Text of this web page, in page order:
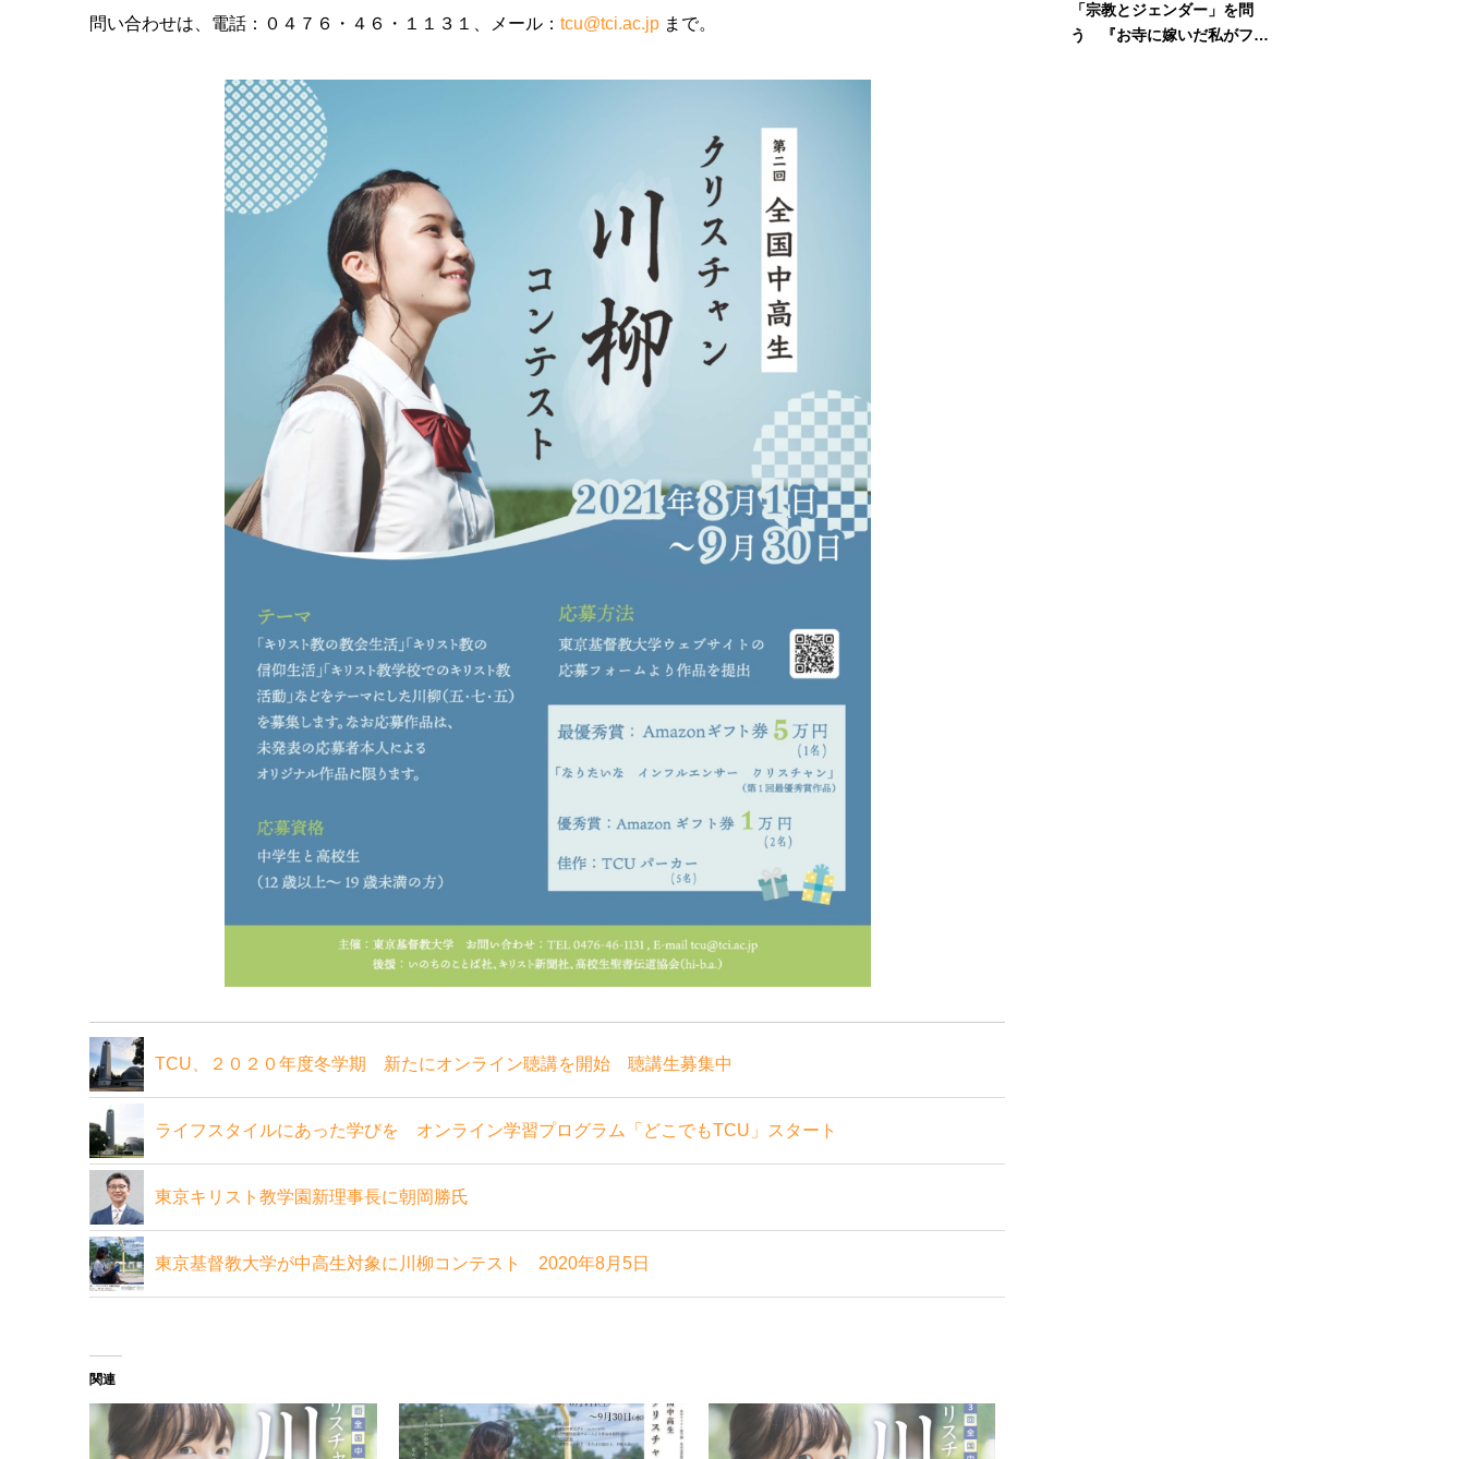
問い合わせは、電話：０４７６・４６・１１３１、メール： tcu@tci.ac.jp まで。
TCU、２０２０年度冬学期 新たにオンライン聴講を開始 聴講生募集中
ライフスタイルにあった学びを オンライン学習プログラム「どこでもTCU」スタート
東京キリスト教学園新理事長に朝岡勝氏
東京基督教大学が中高生対象に川柳コンテスト 2020年8月5日
関連
「宗教とジェンダー」を問
う 『お寺に嫁いだ私がフェ